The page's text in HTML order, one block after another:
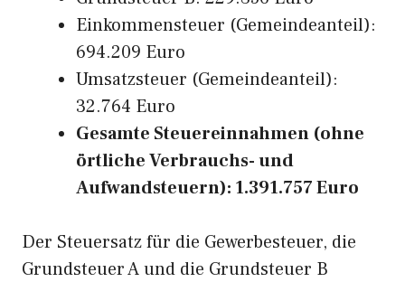
Einkommensteuer (Gemeindeanteil):
694.209 Euro
Umsatzsteuer (Gemeindeanteil):
32.764 Euro
Gesamte Steuereinnahmen (ohne
örtliche Verbrauchs- und
Aufwandsteuern): 1.391.757 Euro
Der Steuersatz für die Gewerbesteuer, die
Grundsteuer A und die Grundsteuer B